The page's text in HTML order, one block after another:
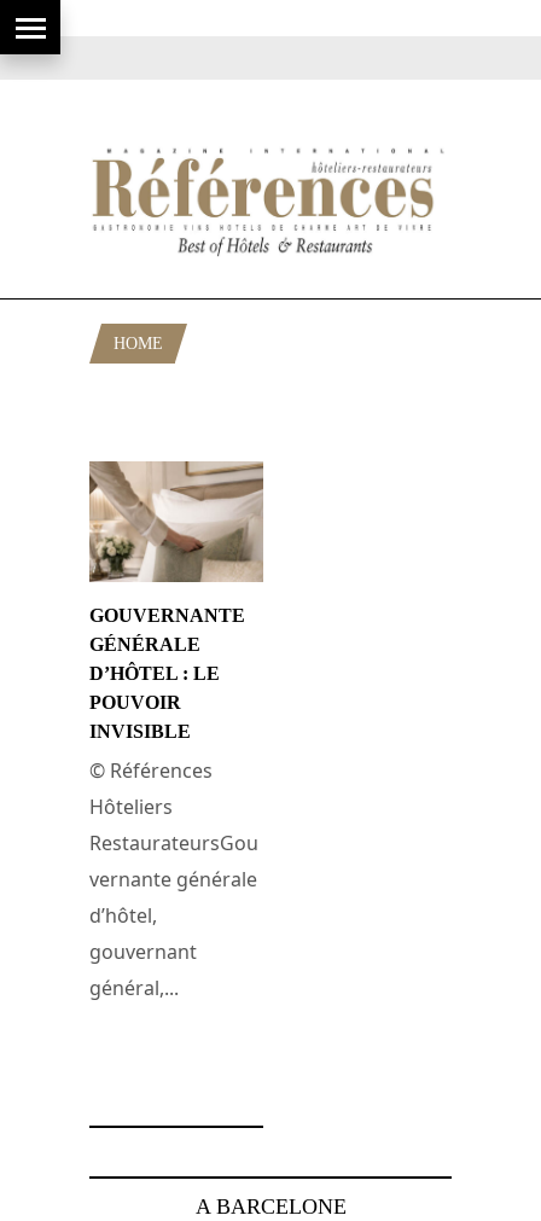
HOME
GOUVERNANTE
GÉNÉRALE
D’HÔTEL : LE
POUVOIR
INVISIBLE
© Références
Hôteliers
RestaurateursGou
vernante générale
d’hôtel,
gouvernant
général,...
A BARCELONE